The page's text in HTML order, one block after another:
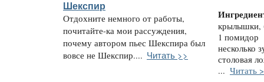
Шекспир
Отдохните немного от работы,
почитайте-ка мои рассуждения,
почему автором пьес Шекспира был
вовсе не Шекспир.... Читать >>
крылышки,
1 помидор
несколько
столовая
... Читать